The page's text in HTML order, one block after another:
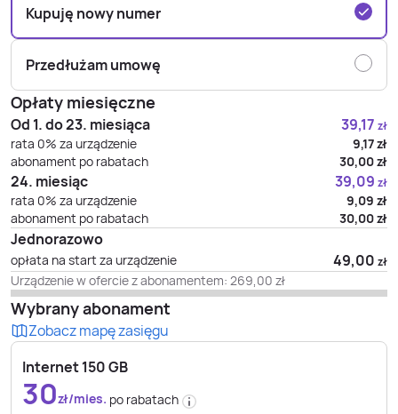
Kupuję nowy numer
Przedłużam umowę
Opłaty miesięczne
Od 1. do 23. miesiąca 39,17 zł
rata 0% za urządzenie 9,17zł
abonament po rabatach
30,00zł
24. miesiąc 39,09 zł
rata 0% za urządzenie 9,09 zł
abonament po rabatach
30,00zł
Jednorazowo
opłata na start za urządzenie 49,00 zł
Urządzenie w ofercie z abonamentem: 269,00 zł
Wybrany abonament
Zobacz mapę zasięgu
Internet 150 GB
30zł/mies. po rabatach